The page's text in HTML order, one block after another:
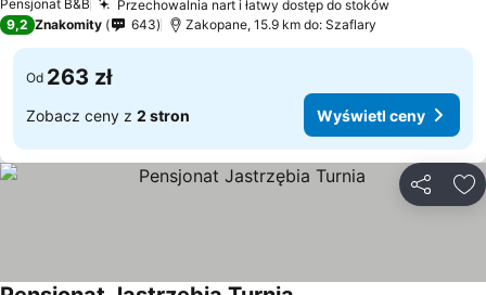
Pensjonat B&B Przechowalnia nart i łatwy dostęp do stoków
9,2 Znakomity 643 Zakopane, 15.9 km do: Szaflary
Od 263 zł
Zobacz ceny z 2 stron Wyświetl ceny